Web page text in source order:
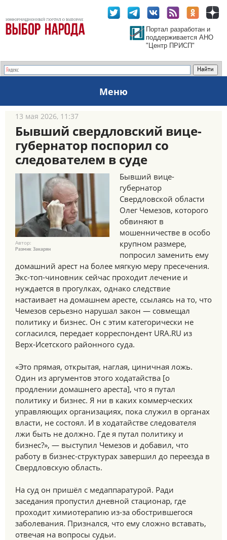
Портал разработан и
поддерживается АНО
"Центр ПРИСП"
Меню
13 мая 2026, 11:37
Бывший свердловский вице-
губернатор поспорил со
следователем в суде
Автор:
Размик Закарян
Бывший вице-
губернатор
Свердловской области
Олег Чемезов, которого
обвиняют в
мошенничестве в особо
крупном размере,
попросил заменить ему
домашний арест на более мягкую меру пресечения.
Экс-топ-чиновник сейчас проходит лечение и
нуждается в прогулках, однако следствие
настаивает на домашнем аресте, ссылаясь на то, что
Чемезов серьезно нарушал закон — совмещал
политику и бизнес. Он с этим категорически не
согласился, передает корреспондент URA.RU из
Верх-Исетского районного суда.
«Это прямая, открытая, наглая, циничная ложь.
Один из аргументов этого ходатайства [о
продлении домашнего ареста], что я путал
политику и бизнес. Я ни в каких коммерческих
управляющих организациях, пока служил в органах
власти, не состоял. И в ходатайстве следователя
лжи быть не должно. Где я путал политику и
бизнес?», — выступил Чемезов и добавил, что
работу в бизнес-структурах завершил до переезда в
Свердловскую область.
На суд он пришёл с медаппаратурой. Ради
заседания пропустил дневной стационар, где
проходит химиотерапию из-за обострившегося
заболевания. Признался, что ему сложно вставать,
отвечая на вопросы судьи.